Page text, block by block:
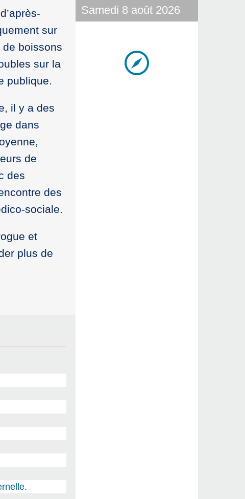
sur
boissons
sur la
publique.
il y a des
dans
de
des
des
sociale.
et
plus de
Samedi 8 août 2026